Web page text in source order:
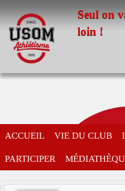
Seul on
loin !
ACCUEIL VIE DU CLUB
PARTICIPER